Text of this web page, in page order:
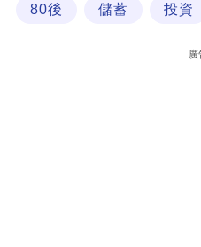
80後 儲蓄 投資
廣